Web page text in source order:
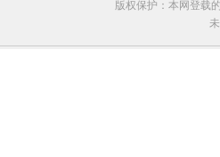
版权保护：本网登载